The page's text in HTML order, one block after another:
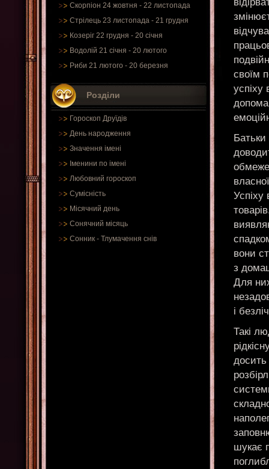
Скорпіон 24 жовтня - 22 листопада
Стрілець 23 листопада - 21 грудня
Козеріг 22 грудня - 20 січня
Водолій 21 січня - 20 лютого
Риби 21 лютого - 20 березня
Розділи
Гороскоп Друїдів
День народження
Значення імені
Іменини по імені
Любовний гороскоп
Сумісність
Місячний день
Сонячний місяць
Сонник - Тлумачення снів
своїм
успіху
Батьки
Успіху
вони
з
Для
і
Такі
шукає